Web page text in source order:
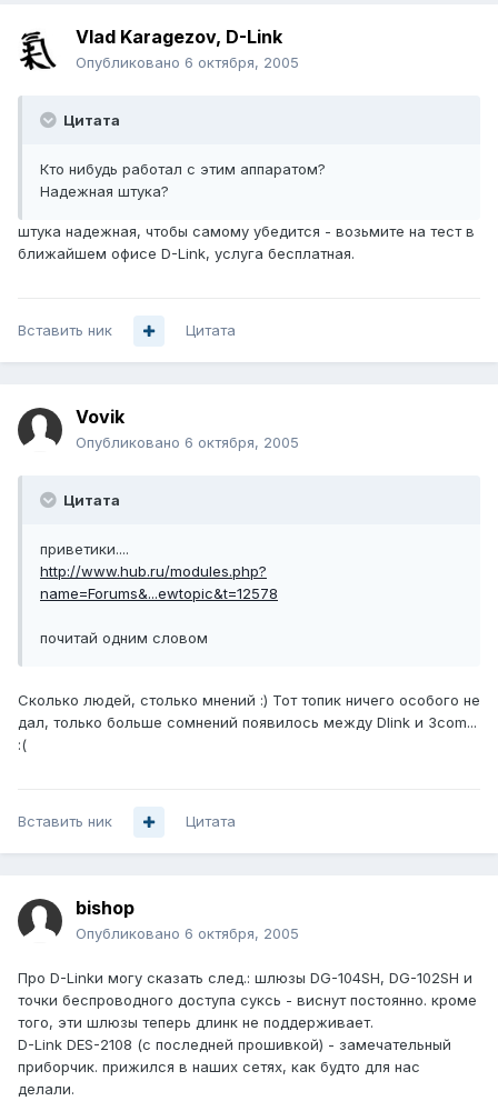
Vlad Karagezov, D-Link
Опубликовано 6 октября, 2005
Цитата
Кто нибудь работал с этим аппаратом?
Надежная штука?
штука надежная, чтобы самому убедится - возьмите на тест в
ближайшем офисе D-Link, услуга бесплатная.
Вставить ник Цитата
Vovik
Опубликовано 6 октября, 2005
Цитата
приветики....
http://www.hub.ru/modules.php?
name=Forums&...ewtopic&t=12578
почитай одним словом
Сколько людей, столько мнений :) Тот топик ничего особого не
дал, только больше сомнений появилось между Dlink и 3com...
:(
Вставить ник Цитата
bishop
Опубликовано 6 октября, 2005
Про D-Linkи могу сказать след.: шлюзы DG-104SH, DG-102SH и
точки беспроводного доступа суксь - виснут постоянно. кроме
того, эти шлюзы теперь длинк не поддерживает.
D-Link DES-2108 (с последней прошивкой) - замечательный
приборчик. прижился в наших сетях, как будто для нас
делали.